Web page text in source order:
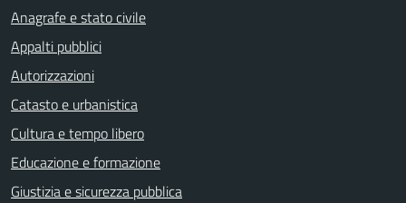
Anagrafe e stato civile
Appalti pubblici
Autorizzazioni
Catasto e urbanistica
Cultura e tempo libero
Educazione e formazione
Giustizia e sicurezza pubblica